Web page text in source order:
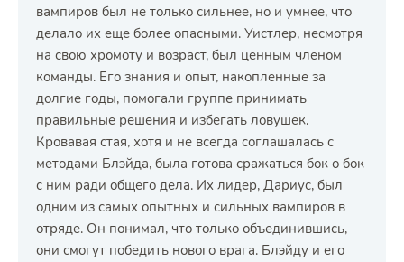
вампиров был не только сильнее, но и умнее, что
делало их еще более опасными. Уистлер, несмотря
на свою хромоту и возраст, был ценным членом
команды. Его знания и опыт, накопленные за
долгие годы, помогали группе принимать
правильные решения и избегать ловушек.
Кровавая стая, хотя и не всегда соглашалась с
методами Блэйда, была готова сражаться бок о бок
с ним ради общего дела. Их лидер, Дариус, был
одним из самых опытных и сильных вампиров в
отряде. Он понимал, что только объединившись,
они смогут победить нового врага. Блэйду и его